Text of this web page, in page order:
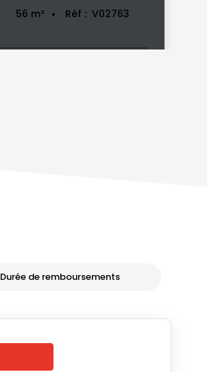
56 m² Réf : V02763
Durée de remboursements